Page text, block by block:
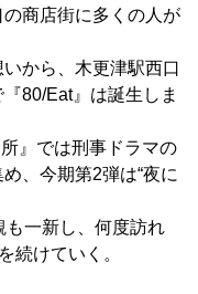
商店街に多くの人が
から、木更津駅西口
80/Eat』は誕生しま
』では刑事ドラマの
、今期第2弾は“夜に
一新し、何度訪れ
続けていく。